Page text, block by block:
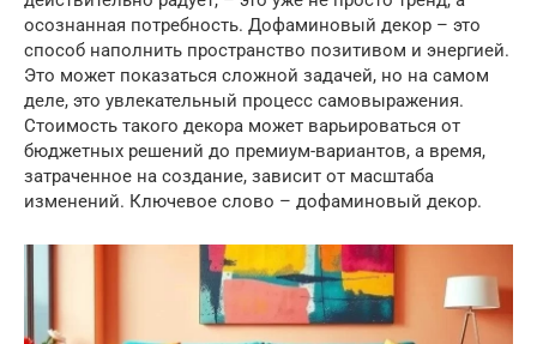
осознанная потребность. Дофаминовый декор – это
способ наполнить пространство позитивом и энергией.
Это может показаться сложной задачей, но на самом
деле, это увлекательный процесс самовыражения.
Стоимость такого декора может варьироваться от
бюджетных решений до премиум-вариантов, а время,
затраченное на создание, зависит от масштаба
изменений. Ключевое слово – дофаминовый декор.